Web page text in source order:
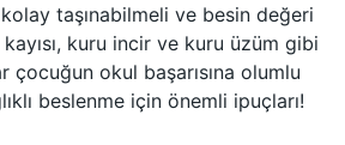
taşınabilmeli ve besin değeri
kuru incir ve kuru üzüm gibi
okul başarısına olumlu
beslenme için önemli ipuçları!